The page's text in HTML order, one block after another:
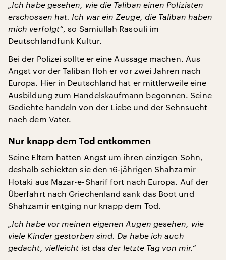
„Ich habe gesehen, wie die Taliban einen Polizisten
erschossen hat. Ich war ein Zeuge, die Taliban haben
mich verfolgt“, so Samiullah Rasouli im
Deutschlandfunk Kultur.
Bei der Polizei sollte er eine Aussage machen. Aus
Angst vor der Taliban floh er vor zwei Jahren nach
Europa. Hier in Deutschland hat er mittlerweile eine
Ausbildung zum Handelskaufmann begonnen. Seine
Gedichte handeln von der Liebe und der Sehnsucht
nach dem Vater.
Nur knapp dem Tod entkommen
Seine Eltern hatten Angst um ihren einzigen Sohn,
deshalb schickten sie den 16-jährigen Shahzamir
Hotaki aus Mazar-e-Sharif fort nach Europa. Auf der
Überfahrt nach Griechenland sank das Boot und
Shahzamir entging nur knapp dem Tod.
„Ich habe vor meinen eigenen Augen gesehen, wie
viele Kinder gestorben sind. Da habe ich auch
gedacht, vielleicht ist das der letzte Tag von mir.“